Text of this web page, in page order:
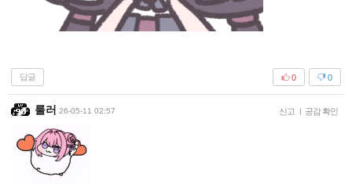
답글 0
0
룰러 26-05-11 02:57 신고 | 공감 확인